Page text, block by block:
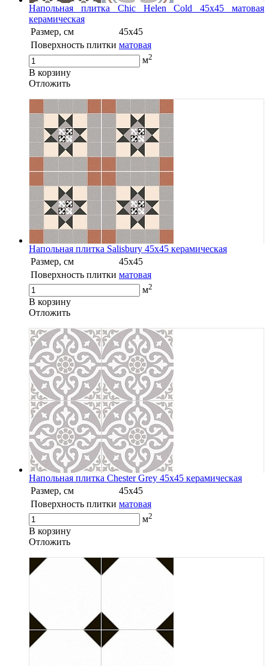
Напольная плитка Chic Helen Cold 45x45 матовая
керамическая
Размер, см
45x45
Поверхность плитки матовая
м2
В корзину
Oтложить
Напольная плитка Salisbury 45x45 керамическая
Размер, см
45x45
Поверхность плитки матовая
м2
В корзину
Oтложить
Напольная плитка Chester Grey 45x45 керамическая
Размер, см
45x45
Поверхность плитки матовая
м2
В корзину
Oтложить